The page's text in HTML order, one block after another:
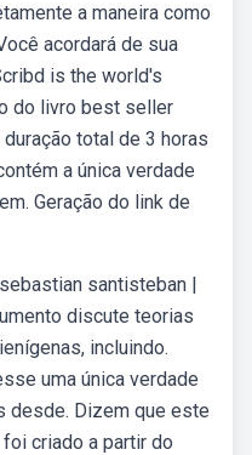
a maneira como
acordará de sua
is the world's
do livro best seller
total de 3 horas
a única verdade
Geração do link de
santisteban |
discute teorias
incluindo.
uma única verdade
desde. Dizem que este
criado a partir do